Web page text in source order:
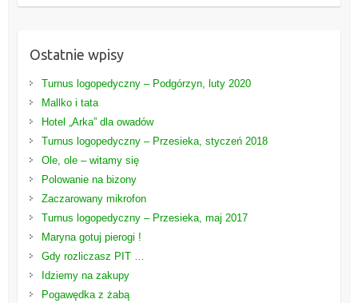
Ostatnie wpisy
Turnus logopedyczny – Podgórzyn, luty 2020
Mallko i tata
Hotel „Arka” dla owadów
Turnus logopedyczny – Przesieka, styczeń 2018
Ole, ole – witamy się
Polowanie na bizony
Zaczarowany mikrofon
Turnus logopedyczny – Przesieka, maj 2017
Maryna gotuj pierogi !
Gdy rozliczasz PIT …
Idziemy na zakupy
Pogawędka z żabą